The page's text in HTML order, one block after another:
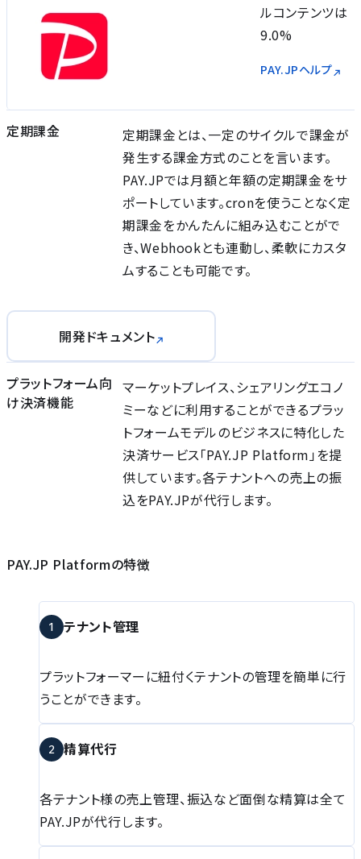
ルコンテンツは
9.0%
PAY.JPヘルプ
定期課金
定期課⾦とは、⼀定のサイクルで課⾦が
発⽣する課⾦⽅式のことを⾔います。
PAY.JPでは⽉額と年額の定期課⾦をサ
ポートしています。cronを使うことなく定
期課⾦をかんたんに組み込むことがで
き、Webhookとも連動し、柔軟にカスタ
ムすることも可能です。
開発ドキュメント
プラットフォーム向
け決済機能
マーケットプレイス、シェアリングエコノ
ミーなどに利⽤することができるプラッ
トフォームモデルのビジネスに特化した
決済サービス「PAY.JP Platform」を提
供しています。各テナントへの売上の振
込をPAY.JPが代⾏します。
PAY.JP Platformの特徴
1 テナント管理
プラットフォーマーに紐付くテナントの管理を簡単に行
うことができます。
2 精算代行
各テナント様の売上管理、振込など面倒な精算は全て
PAY.JPが代行します。